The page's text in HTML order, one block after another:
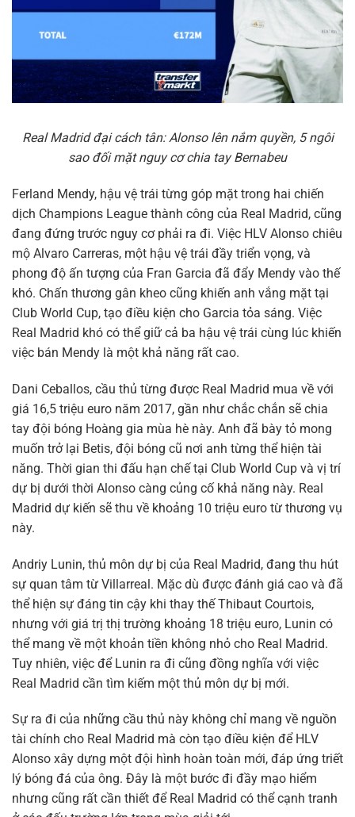
Real Madrid đại cách tân: Alonso lên nắm quyền, 5 ngôi
sao đối mặt nguy cơ chia tay Bernabeu
Ferland Mendy, hậu vệ trái từng góp mặt trong hai chiến
dịch Champions League thành công của Real Madrid, cũng
đang đứng trước nguy cơ phải ra đi. Việc HLV Alonso chiêu
mộ Alvaro Carreras, một hậu vệ trái đầy triển vọng, và
phong độ ấn tượng của Fran Garcia đã đẩy Mendy vào thế
khó. Chấn thương gân kheo cũng khiến anh vắng mặt tại
Club World Cup, tạo điều kiện cho Garcia tỏa sáng. Việc
Real Madrid khó có thể giữ cả ba hậu vệ trái cùng lúc khiến
việc bán Mendy là một khả năng rất cao.
Dani Ceballos, cầu thủ từng được Real Madrid mua về với
giá 16,5 triệu euro năm 2017, gần như chắc chắn sẽ chia
tay đội bóng Hoàng gia mùa hè này. Anh đã bày tỏ mong
muốn trở lại Betis, đội bóng cũ nơi anh từng thể hiện tài
năng. Thời gian thi đấu hạn chế tại Club World Cup và vị trí
dự bị dưới thời Alonso càng củng cố khả năng này. Real
Madrid dự kiến sẽ thu về khoảng 10 triệu euro từ thương vụ
này.
Andriy Lunin, thủ môn dự bị của Real Madrid, đang thu hút
sự quan tâm từ Villarreal. Mặc dù được đánh giá cao và đã
thể hiện sự đáng tin cậy khi thay thế Thibaut Courtois,
nhưng với giá trị thị trường khoảng 18 triệu euro, Lunin có
thể mang về một khoản tiền không nhỏ cho Real Madrid.
Tuy nhiên, việc để Lunin ra đi cũng đồng nghĩa với việc
Real Madrid cần tìm kiếm một thủ môn dự bị mới.
Sự ra đi của những cầu thủ này không chỉ mang về nguồn
tài chính cho Real Madrid mà còn tạo điều kiện để HLV
Alonso xây dựng một đội hình hoàn toàn mới, đáp ứng triết
lý bóng đá của ông. Đây là một bước đi đầy mạo hiểm
nhưng cũng rất cần thiết để Real Madrid có thể cạnh tranh